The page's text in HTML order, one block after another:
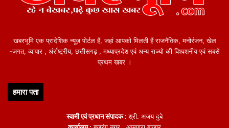
खबरभूमि एक प्रादेशिक न्यूज़ पोर्टल हैं, जहां आपको मिलती हैं राजनैतिक, मनोरंजन, खेल
-जगत, व्यापार , अंर्राष्ट्रीय, छत्तीसगढ़ , मध्याप्रदेश एवं अन्य राज्यो की विश्वशनीय एवं सबसे
प्रथम खबर ।
हमारा पता
स्वामी एवं प्रधान संपादक :श्री. अजय दुबे